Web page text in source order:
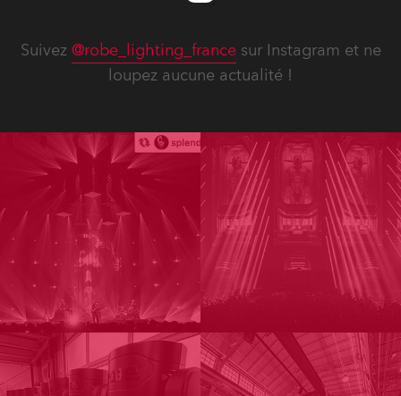
Suivez @robe_lighting_francesur Instagram et ne
loupez aucune actualité !